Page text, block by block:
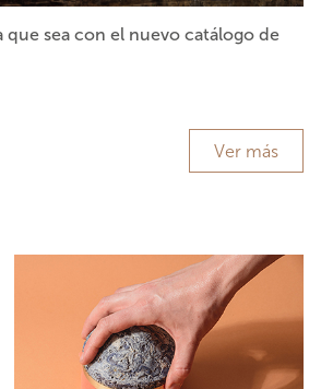
que sea con el nuevo catálogo de
Ver más